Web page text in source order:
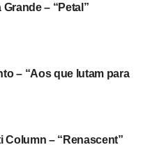
– “Petal”
– “Aos que lutam para
Column – “Renascent”